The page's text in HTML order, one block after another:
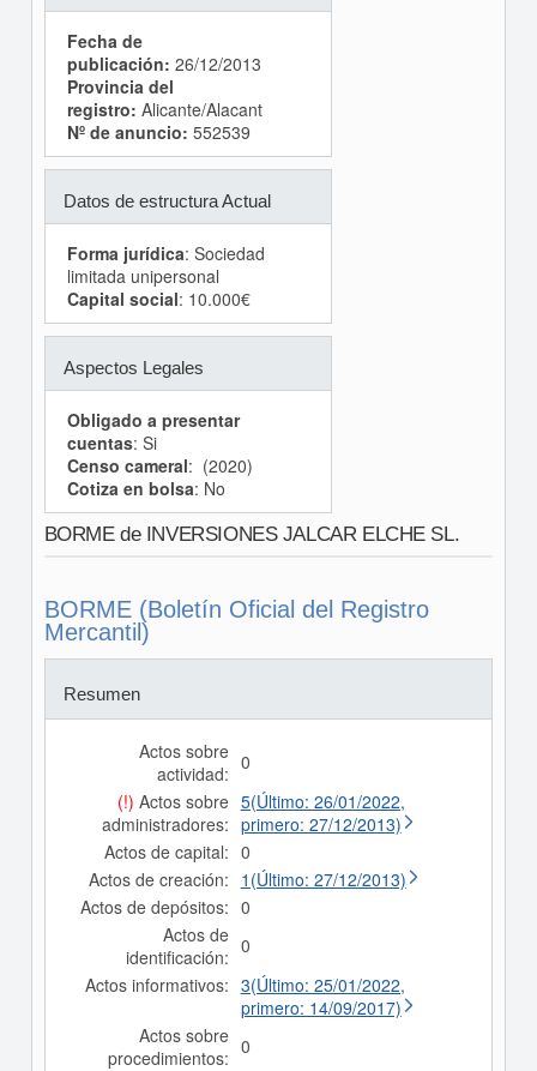
Fecha de
publicación: 26/12/2013
Provincia del
registro: Alicante/Alacant
Nº de anuncio: 552539
Datos de estructura Actual
Forma jurídica: Sociedad
limitada unipersonal
Capital social: 10.000€
Aspectos Legales
Obligado a presentar
cuentas: Si
Censo cameral: (2020)
Cotiza en bolsa: No
BORME de INVERSIONES JALCAR ELCHE SL.
BORME (Boletín Oficial del Registro
Mercantil)
Resumen
Actos sobre
actividad: 0
(!) Actos sobre
administradores:
5(Último: 26/01/2022,
primero: 27/12/2013)
Actos de capital: 0
Actos de creación: 1(Último: 27/12/2013)
Actos de depósitos: 0
Actos de
identificación: 0
Actos informativos: 3(Último: 25/01/2022,
primero: 14/09/2017)
Actos sobre
procedimientos: 0